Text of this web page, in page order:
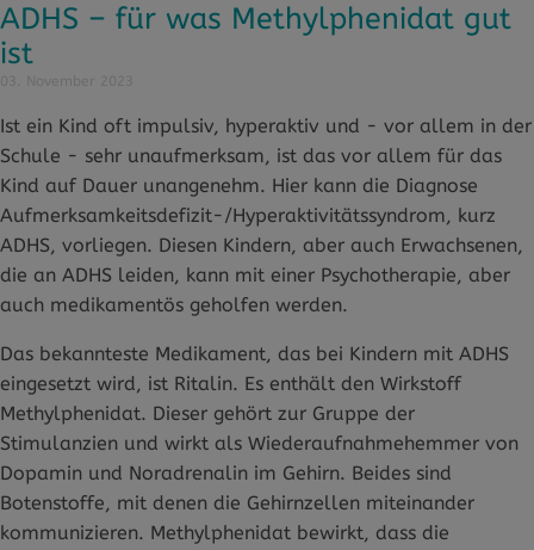
ADHS – für was Methylphenidat gut
ist
Ist ein Kind oft impulsiv, hyperaktiv und - vor allem in der
Schule - sehr unaufmerksam, ist das vor allem für das
Kind auf Dauer unangenehm. Hier kann die Diagnose
Aufmerksamkeitsdefizit-/Hyperaktivitätssyndrom, kurz
ADHS, vorliegen. Diesen Kindern, aber auch Erwachsenen,
die an ADHS leiden, kann mit einer Psychotherapie, aber
auch medikamentös geholfen werden.
Das bekannteste Medikament, das bei Kindern mit ADHS
eingesetzt wird, ist Ritalin. Es enthält den Wirkstoff
Methylphenidat. Dieser gehört zur Gruppe der
Stimulanzien und wirkt als Wiederaufnahmehemmer von
Dopamin und Noradrenalin im Gehirn. Beides sind
Botenstoffe, mit denen die Gehirnzellen miteinander
kommunizieren. Methylphenidat bewirkt, dass die